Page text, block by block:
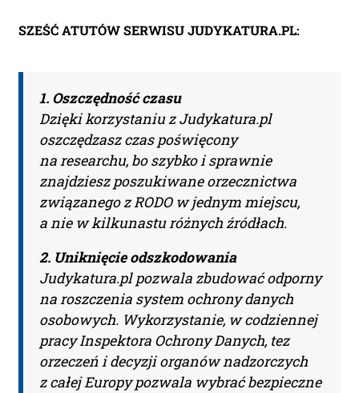
SZEŚĆ ATUTÓW SERWISU JUDYKATURA.PL:
1. Oszczędność czasu
Dzięki korzystaniu z Judykatura.pl
oszczędzasz czas poświęcony
na researchu, bo szybko i sprawnie
znajdziesz poszukiwane orzecznictwa
związanego z RODO w jednym miejscu,
a nie w kilkunastu różnych źródłach.
2. Uniknięcie odszkodowania
Judykatura.pl pozwala zbudować odporny
na roszczenia system ochrony danych
osobowych. Wykorzystanie, w codziennej
pracy Inspektora Ochrony Danych, tez
orzeczeń i decyzji organów nadzorczych
z całej Europy pozwala wybrać bezpieczne